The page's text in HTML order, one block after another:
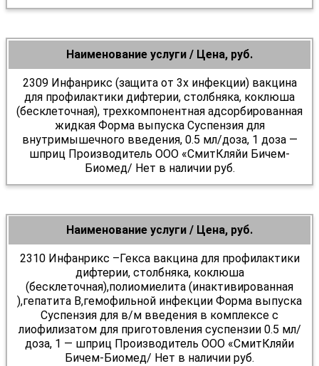
Наименование услуги / Цена, руб.
2309 Инфанрикс (защита от 3х инфекции) вакцина
для профилактики дифтерии, столбняка, коклюша
(бесклеточная), трехкомпонентная адсорбированная
жидкая Форма выпуска Суспензия для
внутримышечного введения, 0.5 мл/доза, 1 доза —
шприц Производитель ООО «СмитКляйи Бичем-
Биомед/ Нет в наличии руб.
Наименование услуги / Цена, руб.
2310 Инфанрикс –Гекса вакцина для профилактики
дифтерии, столбняка, коклюша
(бесклеточная),полиомиелита (инактивированная
),гепатита В,гемофильной инфекции Форма выпуска
Суспензия для в/м введения в комплексе с
лиофилизатом для приготовления суспензии 0.5 мл/
доза, 1 — шприц Производитель ООО «СмитКляйи
Бичем-Биомед/ Нет в наличии руб.